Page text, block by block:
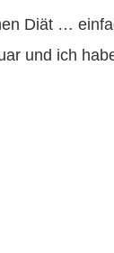
Diät …
und ich